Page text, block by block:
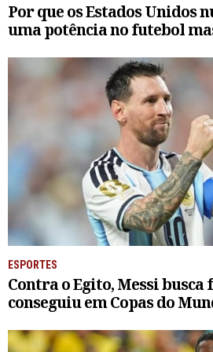
Por que os Estados Unidos
uma potência no futebol
ESPORTES
Contra o Egito, Messi busca
conseguiu em Copas do